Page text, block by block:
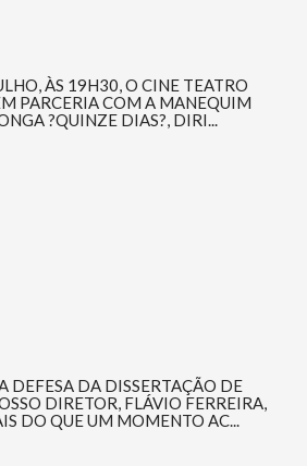
ÀS 19H30, O CINE TEATRO
PARCERIA COM A MANEQUIM
?QUINZE DIAS?, DIRI...
DEFESA DA DISSERTAÇÃO DE
DIRETOR, FLÁVIO FERREIRA,
DO QUE UM MOMENTO AC...